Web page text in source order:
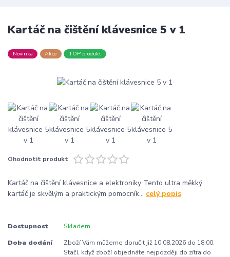
Kartáč na čištění klávesnice 5 v 1
Novinka Akce TOP produkt
Ohodnotit produkt
Kartáč na čištění klávesnice a elektroniky Tento ultra měkký
kartáč je skvělým a praktickým pomocník... celý popis
Dostupnost Skladem
Doba dodání
Zboží Vám můžeme doručit již 10.08.2026 do 18:00.
Stačí, když zboží objednáte nejpozději do zítra do